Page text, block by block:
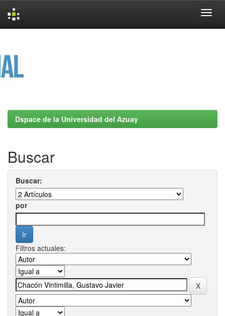
Dspace de la Universidad del Azuay
Buscar
Buscar:
por
Filtros actuales: